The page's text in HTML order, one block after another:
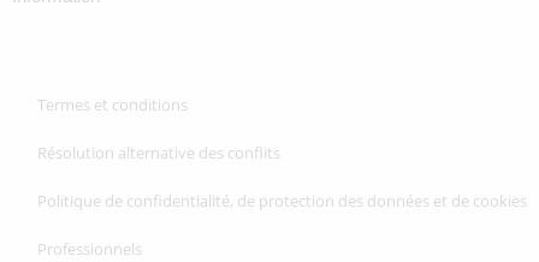
Termes et conditions
Résolution alternative des conflits
Politique de confidentialité, de protection des données et de cookies
Professionnels